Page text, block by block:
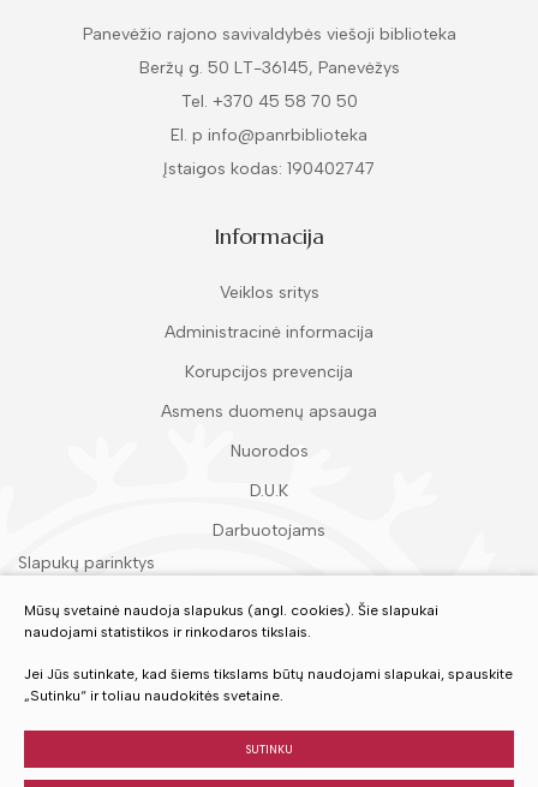
Panevėžio rajono savivaldybės viešoji biblioteka
Beržų g. 50 LT-36145, Panevėžys
Tel. +370 45 58 70 50
El. p info@panrbiblioteka
Įstaigos kodas: 190402747
Informacija
Veiklos sritys
Administracinė informacija
Korupcijos prevencija
Asmens duomenų apsauga
Nuorodos
D.U.K
Darbuotojams
Slapukų parinktys
Įvertinkite mūsų paslaugas
Mūsų svetainė naudoja slapukus (angl. cookies). Šie slapukai
naudojami statistikos ir rinkodaros tikslais.
Jei Jūs sutinkate, kad šiems tikslams būtų naudojami slapukai, spauskite
„Sutinku“ ir toliau naudokitės svetaine.
SUTINKU